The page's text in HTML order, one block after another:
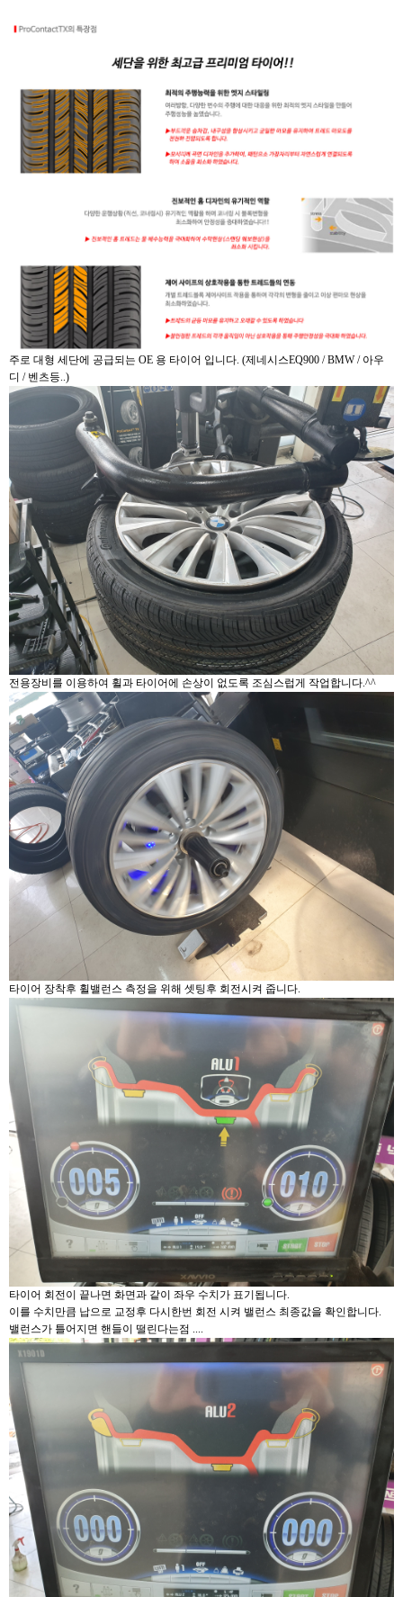
주로 대형 세단에 공급되는 OE 용 타이어 입니다. (제네시스EQ900 / BMW / 아우
디 / 벤츠등..)
전용장비를 이용하여 휠과 타이어에 손상이 없도록 조심스럽게 작업합니다.^^
타이어 장착후 휠밸런스 측정을 위해 셋팅후 회전시켜 줍니다.
타이어 회전이 끝나면 화면과 같이 좌우 수치가 표기됩니다.
이를 수치만큼 납으로 교정후 다시한번 회전 시켜 밸런스 최종값을 확인합니다.
밸런스가 틀어지면 핸들이 떨린다는점 ....